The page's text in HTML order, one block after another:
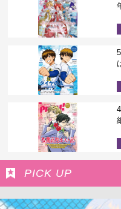
PICK UP